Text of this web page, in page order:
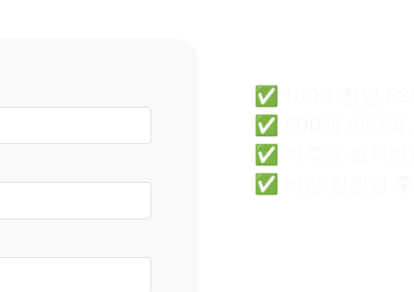
✅ 100% 천연
✅ 500개 이상의
✅ 가죽에 필적
✅ 비건 친환경